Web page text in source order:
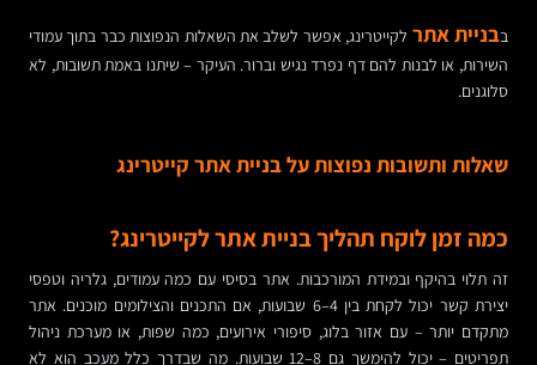
בבניית אתר לקייטרינג, אפשר לשלב את השאלות הנפוצות כבר בתוך עמודי
השירות, או לבנות להם דף נפרד נגיש וברור. העיקר – שיתנו באמת תשובות, לא
סלוגנים.
שאלות ותשובות נפוצות על בניית אתר קייטרינג
כמה זמן לוקח תהליך בניית אתר לקייטרינג?
זה תלוי בהיקף ובמידת המורכבות. אתר בסיסי עם כמה עמודים, גלריה וטפסי
יצירת קשר יכול לקחת בין 4–6 שבועות, אם התכנים והצילומים מוכנים. אתר
מתקדם יותר – עם אזור בלוג, סיפורי אירועים, כמה שפות, או מערכת ניהול
תפריטים – יכול להימשך גם 8–12 שבועות. מה שבדרך כלל מעכב הוא לא